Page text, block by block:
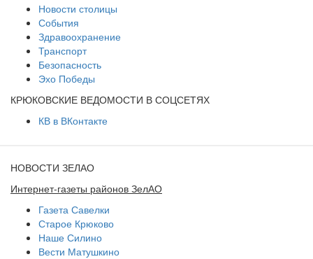
Новости столицы
События
Здравоохранение
Транспорт
Безопасность
Эхо Победы
КРЮКОВСКИЕ ВЕДОМОСТИ В СОЦСЕТЯХ
КВ в ВКонтакте
НОВОСТИ ЗЕЛАО
Интернет-газеты районов ЗелАО
Газета Савелки
Старое Крюково
Наше Силино
Вести Матушкино